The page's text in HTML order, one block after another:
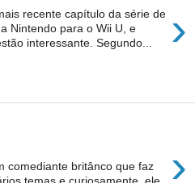
›
recente capítulo da série de
Nintendo para o Wii U, e
interessante. Segundo...
›
comediante britânco que faz